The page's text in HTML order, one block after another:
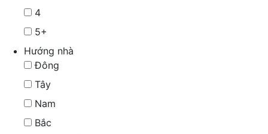
4
5+
Hướng nhà
Đông
Tây
Nam
Bắc